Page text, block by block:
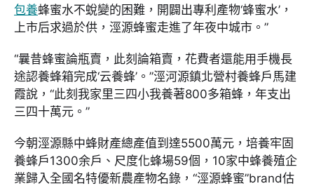
包養蜂蜜水不蛻變的困難，開闢出專利產物‘蜂蜜水’，
上市后求過於供，涇源蜂蜜走進了年夜中城市。”
“曩昔蜂蜜論瓶賣，此刻論箱賣，花費者還能用手機長
途認養蜂箱完成‘云養蜂’。”涇河源鎮北營村養蜂戶馬建
霞說，“此刻我家里三四小我養著800多箱蜂，年支出
三四十萬元。”
今朝涇源縣中蜂財產總產值到達5500萬元，培養牢固
養蜂戶1300余戶、尺度化蜂場59個，10家中蜂養殖企
業歸入全國名特優新農產物名錄，“涇源蜂蜜”brand估